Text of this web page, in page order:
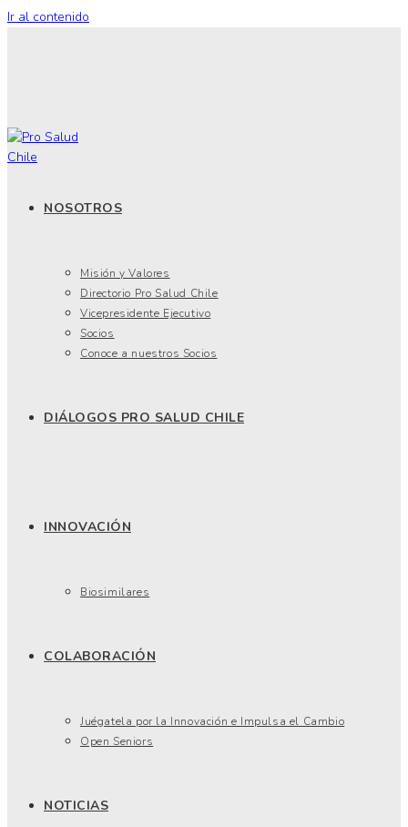
Ir al contenido
NOSOTROS
Misión y Valores
Directorio Pro Salud Chile
Vicepresidente Ejecutivo
Socios
Conoce a nuestros Socios
DIÁLOGOS PRO SALUD CHILE
INNOVACIÓN
Biosimilares
COLABORACIÓN
Juégatela por la Innovación e Impulsa el Cambio
Open Seniors
NOTICIAS